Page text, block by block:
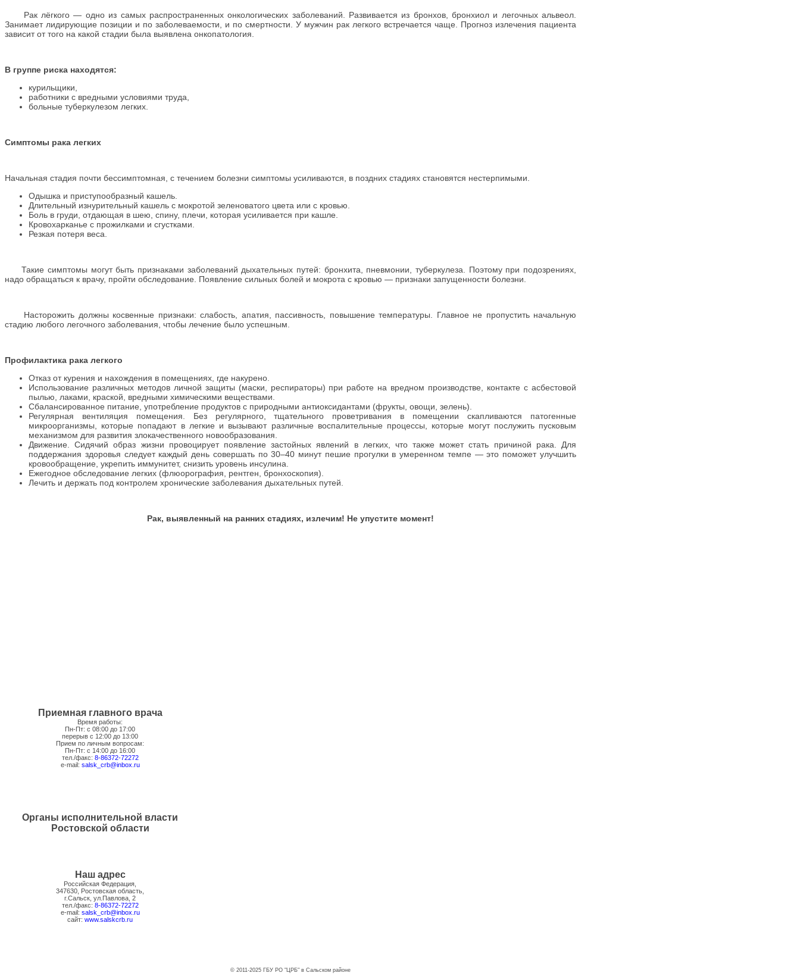
Рак лёгкого — одно из самых распространенных онкологических заболеваний. Развивается из бронхов, бронхиол и легочных альвеол.
Занимает лидирующие позиции и по заболеваемости, и по смертности. У мужчин рак легкого встречается чаще. Прогноз излечения пациента
зависит от того на какой стадии была выявлена онкопатология.
В группе риска находятся:
курильщики,
работники с вредными условиями труда,
больные туберкулезом легких.
Симптомы рака легких
Начальная стадия почти бессимптомная, с течением болезни симптомы усиливаются, в поздних стадиях становятся нестерпимыми.
Одышка и приступообразный кашель.
Длительный изнурительный кашель с мокротой зеленоватого цвета или с кровью.
Боль в груди, отдающая в шею, спину, плечи, которая усиливается при кашле.
Кровохарканье с прожилками и сгустками.
Резкая потеря веса.
Такие симптомы могут быть признаками заболеваний дыхательных путей: бронхита, пневмонии, туберкулеза. Поэтому при подозрениях,
надо обращаться к врачу, пройти обследование. Появление сильных болей и мокрота с кровью — признаки запущенности болезни.
Насторожить должны косвенные признаки: слабость, апатия, пассивность, повышение температуры. Главное не пропустить начальную
стадию любого легочного заболевания, чтобы лечение было успешным.
Профилактика рака легкого
Отказ от курения и нахождения в помещениях, где накурено.
Использование различных методов личной защиты (маски, респираторы) при работе на вредном производстве, контакте с асбестовой
пылью, лаками, краской, вредными химическими веществами.
Сбалансированное питание, употребление продуктов с природными антиоксидантами (фрукты, овощи, зелень).
Регулярная вентиляция помещения. Без регулярного, тщательного проветривания в помещении скапливаются патогенные
микроорганизмы, которые попадают в легкие и вызывают различные воспалительные процессы, которые могут послужить пусковым
механизмом для развития злокачественного новообразования.
Движение. Сидячий образ жизни провоцирует появление застойных явлений в легких, что также может стать причиной рака. Для
поддержания здоровья следует каждый день совершать по 30–40 минут пешие прогулки в умеренном темпе — это поможет улучшить
кровообращение, укрепить иммунитет, снизить уровень инсулина.
Ежегодное обследование легких (флюорография, рентген, бронхоскопия).
Лечить и держать под контролем хронические заболевания дыхательных путей.
Рак, выявленный на ранних стадиях, излечим! Не упустите момент!
Приемная главного врача
Время работы:
Пн-Пт: с 08:00 до 17:00
перерыв с 12:00 до 13:00
Прием по личным вопросам:
Пн-Пт: с 14:00 до 16:00
тел./факс: 8-86372-72272
e-mail: salsk_crb@inbox.ru
Органы исполнительной власти
Ростовской области
Наш адрес
Российская Федерация,
347630, Ростовская область,
г.Сальск, ул.Павлова, 2
тел./факс: 8-86372-72272
e-mail: salsk_crb@inbox.ru
сайт: www.salskcrb.ru
© 2011-2025 ГБУ РО "ЦРБ" в Сальском районе